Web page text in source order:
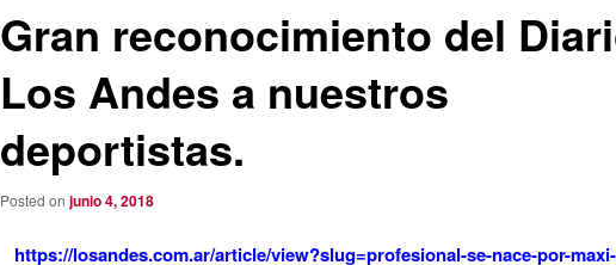
Gran reconocimiento del
Los Andes a nuestros
deportistas.
Posted on junio 4, 2018
https://losandes.com.ar/article/view?slug=profesional-se-nace-por-